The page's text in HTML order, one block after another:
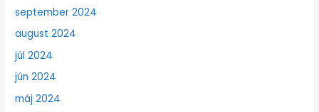
september 2024
august 2024
júl 2024
jún 2024
máj 2024